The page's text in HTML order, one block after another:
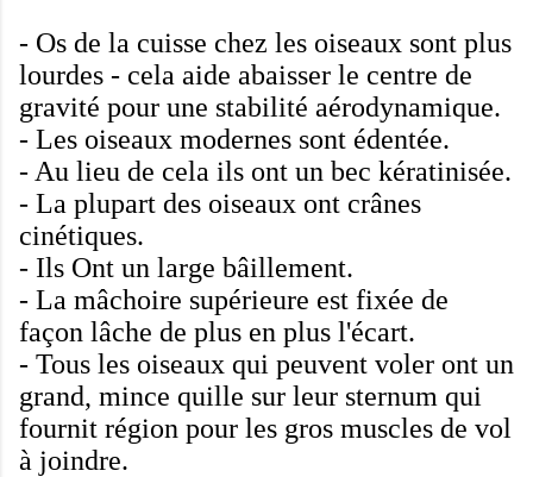
- Os de la cuisse chez les oiseaux sont plus
lourdes - cela aide abaisser le centre de
gravité pour une stabilité aérodynamique.
- Les oiseaux modernes sont édentée.
- Au lieu de cela ils ont un bec kératinisée.
- La plupart des oiseaux ont crânes
cinétiques.
- Ils Ont un large bâillement.
- La mâchoire supérieure est fixée de
façon lâche de plus en plus l'écart.
- Tous les oiseaux qui peuvent voler ont un
grand, mince quille sur leur sternum qui
fournit région pour les gros muscles de vol
à joindre.